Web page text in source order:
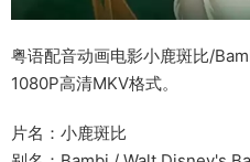
粤语配音动画电影小鹿斑比/
1080P高清MKV格式。
片名：小鹿斑比